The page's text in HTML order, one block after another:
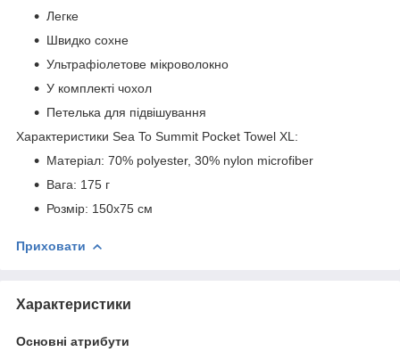
Легке
Швидко сохне
Ультрафіолетове мікроволокно
У комплекті чохол
Петелька для підвішування
Характеристики Sea To Summit Pocket Towel XL:
Матеріал: 70% polyester, 30% nylon microfiber
Вага: 175 г
Розмір: 150х75 см
Приховати
Характеристики
Основні атрибути